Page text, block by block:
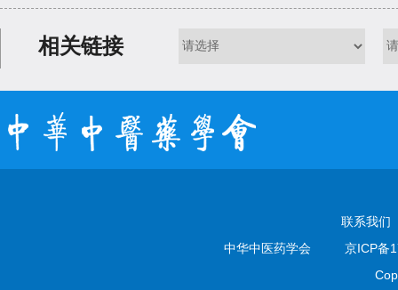
相关链接
联系我们
中华中医药学会
京ICP备